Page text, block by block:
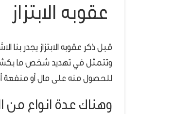
عقوبه الابتزاز
قبل ذكر عقوبه الابتزاز يجدر بنا
وتتمثل في تهديد شخص ما بكشف
للحصول منه على مال أو منفعة
وهناك عدة انواع من